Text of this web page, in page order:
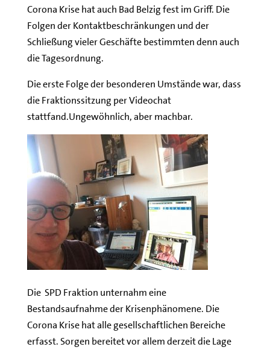
Corona Krise hat auch Bad Belzig fest im Griff. Die
Folgen der Kontaktbeschränkungen und der
Schließung vieler Geschäfte bestimmten denn auch
die Tagesordnung.
Die erste Folge der besonderen Umstände war, dass
die Fraktionssitzung per Videochat
stattfand.Ungewöhnlich, aber machbar.
Die SPD Fraktion unternahm eine
Bestandsaufnahme der Krisenphänomene. Die
Corona Krise hat alle gesellschaftlichen Bereiche
erfasst. Sorgen bereitet vor allem derzeit die Lage